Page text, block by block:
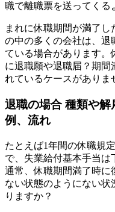
職で離職票を送ってくる
まれに休職期間が満了
の中の多くの会社は、退
ている場合があります。
に退職願や退職届？期間
れているケースがありま
退職の場合 種類や
例、流れ
たとえば1年間の休職規
で、失業給付基本手当
通常、休職期間満了時に
ない状態のようにない状
りますか？